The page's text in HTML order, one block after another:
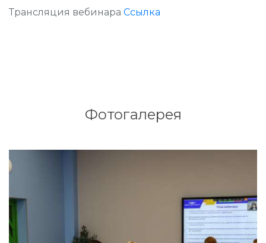
Трансляция вебинара Ссылка
Фотогалерея